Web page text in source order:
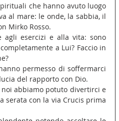
che hanno avuto luogo
al mare: le onde, la sabbia, il
Mirko Rosso.
agli esercizi e alla vita: sono
a Lui? Faccio in
permesso di soffermarci
del rapporto con Dio.
abbiamo potuto divertirci e
serata con la via Crucis prima